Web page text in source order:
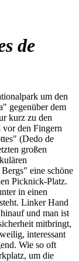
de
um den
gegenüber dem
kurz zu den
vor den Fingern
(Dedo de
großen
eine schöne
Picknick-Platz.
in einen
Linker Hand
und man ist
mitbringt,
interessant
Wie so oft
um die